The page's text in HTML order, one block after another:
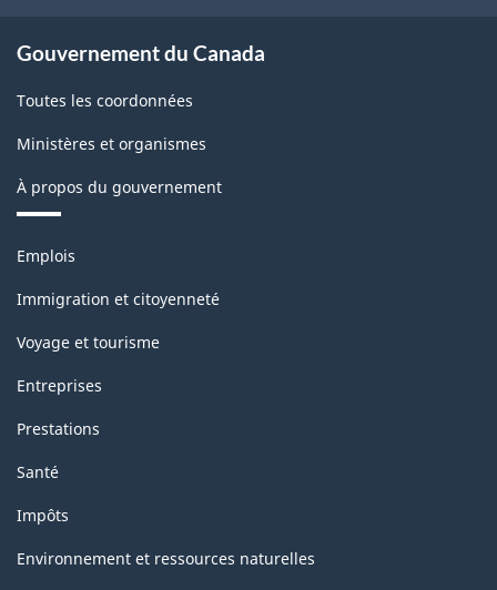
Gouvernement du Canada
Toutes les coordonnées
Ministères et organismes
À propos du gouvernement
Thèmes
sujets
Emplois
Immigration et citoyenneté
Voyage et tourisme
Entreprises
Prestations
Santé
Impôts
Environnement et ressources naturelles